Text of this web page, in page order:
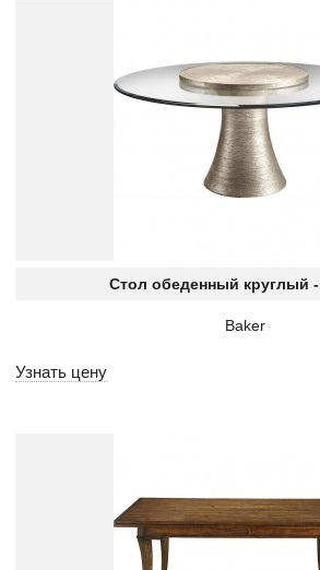
Стол обеденный круглый -
Baker
Узнать цену